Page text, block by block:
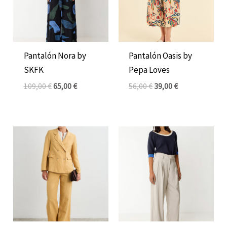
Pantalón Nora by
SKFK
109,00€65,00€
Pantalón Oasis by
Pepa Loves
56,00€39,00€
El
precio
original
era:
86,00 €.
precio
actual
es:
49,00 €.
El
precio
original
era:
115,00 €.